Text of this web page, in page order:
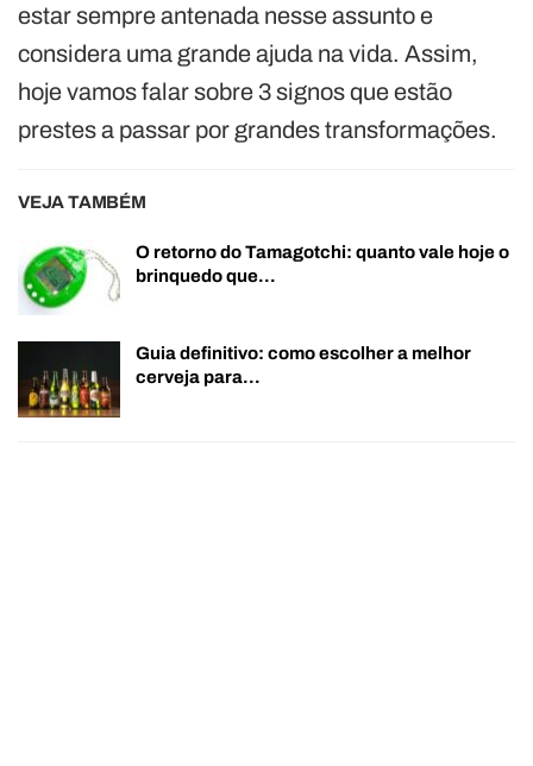
estar sempre antenada nesse assunto e
considera uma grande ajuda na vida. Assim,
hoje vamos falar sobre 3 signos que estão
prestes a passar por grandes transformações.
VEJA TAMBÉM
O retorno do Tamagotchi: quanto vale hoje o
brinquedo que…
Guia definitivo: como escolher a melhor
cerveja para…